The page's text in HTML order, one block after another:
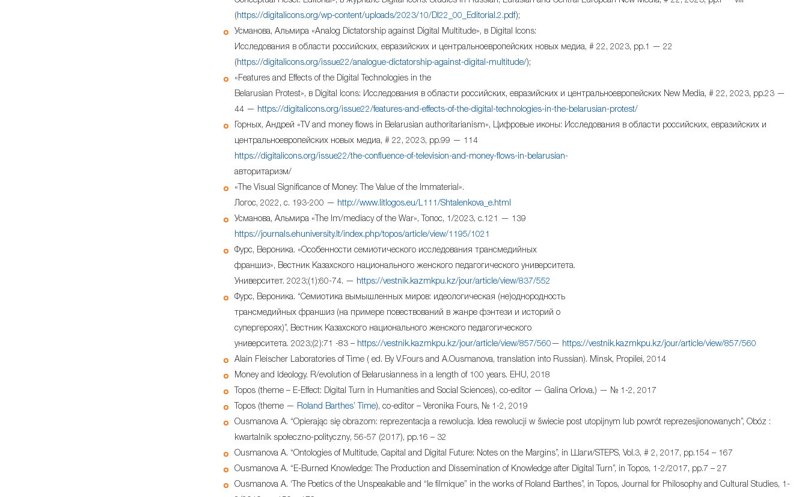
( https://digitalicons.org/wp-content/uploads/2023/10/DI22_00_Editorial.2.pdf);
Усманова, Альмира «Analog Dictatorship against Digital Multitude», в Digital Icons:
Исследования в области российских, евразийских и центральноевропейских новых медиа, # 22, 2023, pp.1 — 22
( https://digitalicons.org/issue22/analogue-dictatorship-against-digital-multitude/);
«Features and Effects of the Digital Technologies in the
Belarusian Protest», в Digital Icons: Исследования в области российских, евразийских и центральноевропейских New Media, # 22, 2023, pp.23 —
44 — https://digitalicons.org/issue22/features-and-effects-of-the-digital-technologies-in-the-belarusian-protest/
Горных, Андрей «TV and money flows in Belarusian authoritarianism», Цифровые иконы: Исследования в области российских, евразийских и
центральноевропейских новых медиа, # 22, 2023, pp.99 — 114
https://digitalicons.org/issue22/the-confluence-of-television-and-money-flows-in-belarusian-
авторитаризм/
«The Visual Significance of Money: The Value of the Immaterial».
Логос, 2022, с. 193-200 — http://www.litlogos.eu/L111/Shtalenkova_e.html
Усманова, Альмира «The Im/mediacy of the War», Топос, 1/2023, с.121 — 139
https://journals.ehuniversity.lt/index.php/topos/article/view/1195/1021
Фурс, Вероника. «Особенности семиотического исследования трансмедийных
франшиз», Вестник Казахского национального женского педагогического университета.
Университет. 2023;(1):60-74. — https://vestnik.kazmkpu.kz/jour/article/view/837/552
Фурс, Вероника. “Cемиотика вымышленных миров: идеологическая (не)однородность
трансмедийных франшиз (на примере повествований в жанре фэнтези и историй о
супергероях)”, Вестник Казахского национального женского педагогического
университета. 2023;(2):71 -83 – https://vestnik.kazmkpu.kz/jour/article/view/857/560— https://vestnik.kazmkpu.kz/jour/article/view/857/560
Alain Fleischer Laboratories of Time ( ed. By V.Fours and A.Ousmanova, translation into Russian). Minsk, Propilei, 2014
Money and Ideology. R/evolution of Belarusianness in a length of 100 years. EHU, 2018
Topos (theme – E-Effect: Digital Turn in Humanities and Social Sciences), co-editor — Galina Orlova,) — № 1-2, 2017
Topos (theme — Roland Barthes’ Time), co-editor – Veronika Fours, № 1-2, 2019
Ousmanova A. “Opierając się obrazom: reprezentacja a rewolucja. Idea rewolucji w šwiecie post utopijnym lub powrót reprezesjionowanych”, Obóz :
kwartalnik społeczno-polityczny, 56-57 (2017), pp.16 – 32
Ousmanova A. “Ontologies of Multitude, Capital and Digital Future: Notes on the Margins”, in Шаги/STEPS, Vol.3, # 2, 2017, pp.154 – 167
Ousmanova A. “E-Burned Knowledge: The Production and Dissemination of Knowledge after Digital Turn”, in Topos, 1-2/2017, pp.7 – 27
Ousmanova A. ‘The Poetics of the Unspeakable and “le filmique” in the works of Roland Barthes”, in Topos, Journal for Philosophy and Cultural Studies, 1-